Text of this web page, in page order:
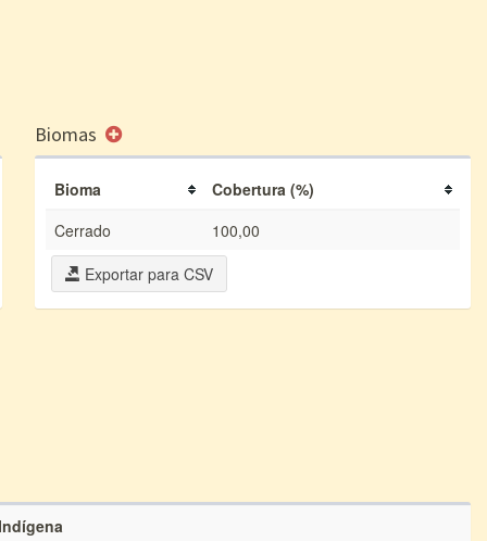
Biomas
Bioma
Cobertura (%)
Cerrado
100,00
Exportar para CSV